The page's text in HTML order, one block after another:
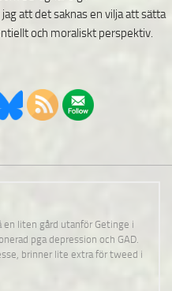
att det saknas en vilja att sätta
och moraliskt perspektiv.
en liten gård utanför Getinge i
pga depression och GAD.
brinner lite extra för tweed i